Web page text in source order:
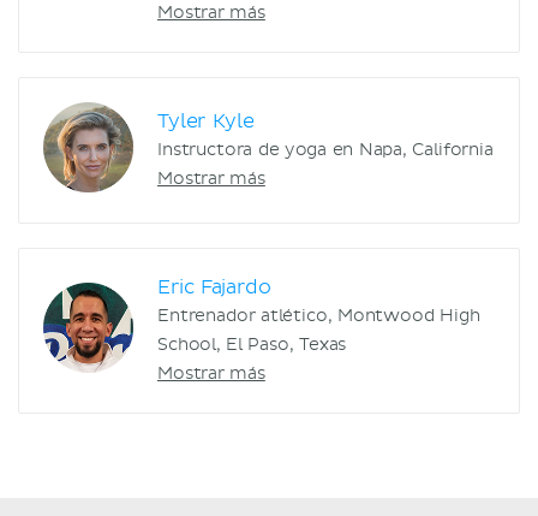
Mostrar más
Tyler Kyle
Instructora de yoga en Napa, California
Mostrar más
Eric Fajardo
Entrenador atlético, Montwood High
School, El Paso, Texas
Mostrar más